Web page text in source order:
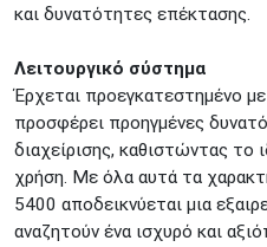
και δυνατότητες επέκτασης.
Λειτουργικό σύστημα
Έρχεται προεγκατεστημένο
προσφέρει προηγμένες
διαχείρισης, καθιστώντας το
χρήση. Με όλα αυτά τα
5400 αποδεικνύεται μια
αναζητούν ένα ισχυρό και